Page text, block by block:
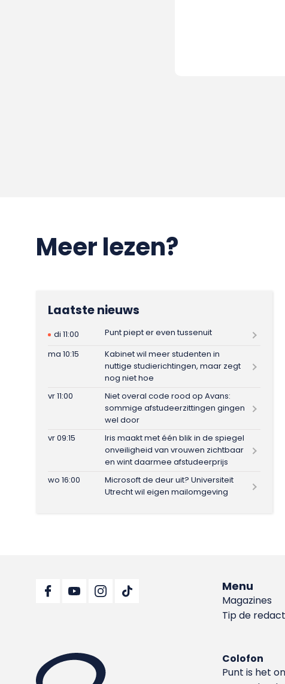
Meer lezen?
Laatste nieuws
di 11:00
Punt piept er even tussenuit
ma 10:15
Kabinet wil meer studenten in
nuttige studierichtingen, maar zegt
nog niet hoe
vr 11:00
Niet overal code rood op Avans:
sommige afstudeerzittingen gingen
wel door
vr 09:15
Iris maakt met één blik in de spiegel
onveiligheid van vrouwen zichtbaar
en wint daarmee afstudeerprijs
wo 16:00
Microsoft de deur uit? Universiteit
Utrecht wil eigen mailomgeving
Menu
Magazines
Tip de
Colofon
Punt is het